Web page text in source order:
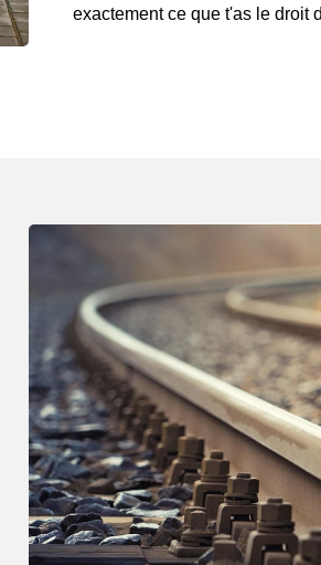
exactement ce que t'as le droit